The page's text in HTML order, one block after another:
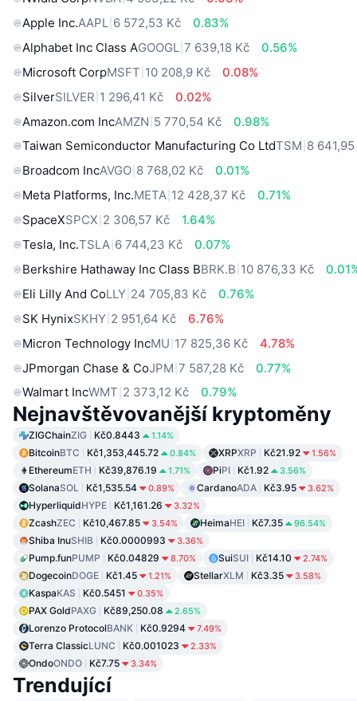
Apple Inc.AAPL 6 572,53 Kč
0.83%
Alphabet Inc Class AGOOGL 7 639,18 Kč
0.56%
Microsoft CorpMSFT 10 208,9 Kč
0.08%
SilverSILVER 1 296,41 Kč
0.02%
Amazon.com IncAMZN 5 770,54 Kč
0.98%
Taiwan Semiconductor Manufacturing Co LtdTSM 8
Broadcom IncAVGO 8 768,02 Kč
0.01%
Meta Platforms, Inc.META 12 428,37 Kč
0.71%
SpaceXSPCX 2 306,57 Kč
1.64%
Tesla, Inc.TSLA 6 744,23 Kč
0.07%
Berkshire Hathaway Inc Class BBRK.B 10 876,33 Kč
Eli Lilly And CoLLY 24 705,83 Kč
0.76%
SK HynixSKHY 2 951,64 Kč
6.76%
Micron Technology IncMU 17 825,36 Kč
4.78%
JPmorgan Chase & CoJPM 7 587,28 Kč
0.77%
Walmart IncWMT 2 373,12 Kč 0.79%
Nejnavštěvovanější kryptoměny
ZIGChainZIG Kč0.8443 1.14%
BitcoinBTC Kč1,353,445.72 0.84% XRPXRP Kč21.92 1.56%
EthereumETH Kč39,876.19 1.71% PiPI Kč1.92 3.56%
SolanaSOL Kč1,535.54 0.89% CardanoADA Kč3.95 3.62%
HyperliquidHYPE Kč1,161.26 3.32%
ZcashZEC Kč10,467.85 3.54% HeimaHEI Kč7.35 96.54%
Shiba InuSHIB Kč0.0000993 3.36%
Pump.funPUMP Kč0.04829 8.70% SuiSUI Kč14.10 2.74%
DogecoinDOGE Kč1.45 1.21% StellarXLM Kč3.35 3.58%
KaspaKAS Kč0.5451 0.35%
PAX GoldPAXG Kč89,250.08 2.65%
Lorenzo ProtocolBANK Kč0.9294 7.49%
Terra ClassicLUNC Kč0.001023 2.33%
OndoONDO Kč7.75 3.34%
Trendující